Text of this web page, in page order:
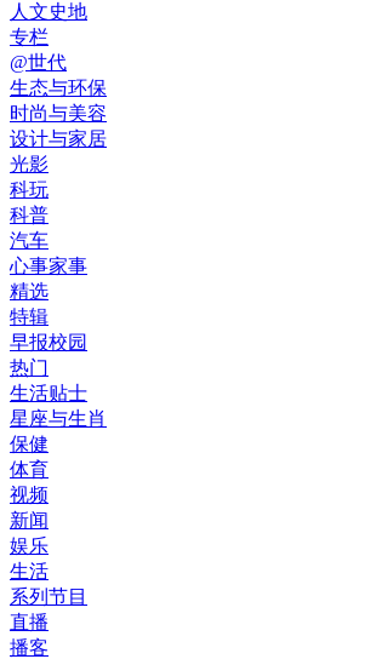
人文史地
专栏
@世代
生态与环保
时尚与美容
设计与家居
光影
科玩
科普
汽车
心事家事
精选
特辑
早报校园
热门
生活贴士
星座与生肖
保健
体育
视频
新闻
娱乐
生活
系列节目
直播
播客